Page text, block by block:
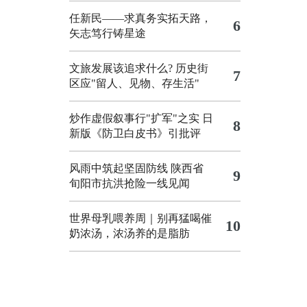
任新民——求真务实拓天路，
矢志笃行铸星途
6
文旅发展该追求什么? 历史街
区应"留人、见物、存生活"
7
炒作虚假叙事行"扩军"之实 日
新版《防卫白皮书》引批评
8
风雨中筑起坚固防线 陕西省
旬阳市抗洪抢险一线见闻
9
世界母乳喂养周｜别再猛喝催
奶浓汤，浓汤养的是脂肪
10